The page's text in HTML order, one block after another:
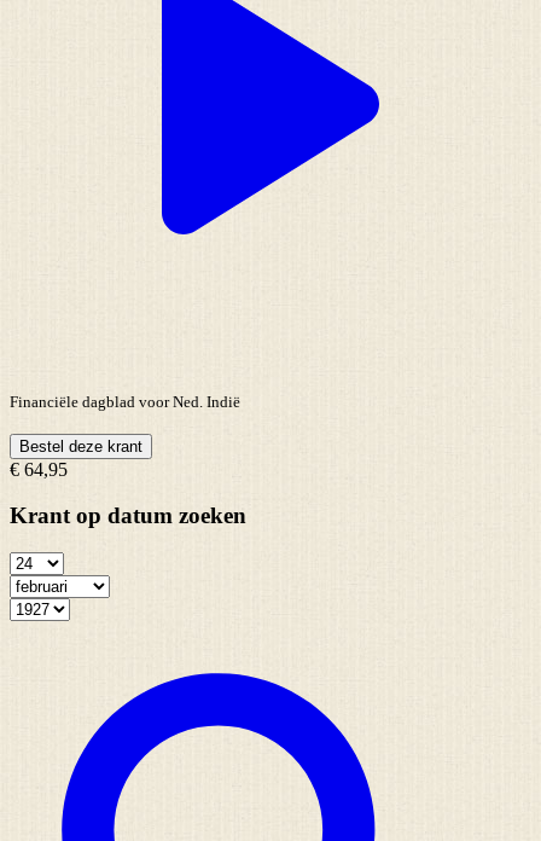
Financiële dagblad voor Ned. Indië
Bestel deze krant
€ 64,95
Krant op datum zoeken